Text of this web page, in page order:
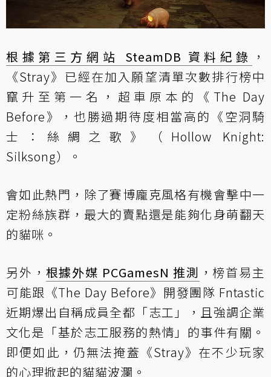
根據第三方網站 SteamDB 資料紀錄 ，
《Stray》已經在加入願望清單次數排行榜中
竄升至第一名，超車原本的《The Day
Before》，也勝過期待度相當高的《空洞騎
士：絲綢之歌》（Hollow Knight:
Silksong）。
會如此熱門，除了賽博龐克風格有機會擊中一
定粉絲族群，最大的賣點還是能夠化身萌翻天
的貓咪。
另外， 根據外媒 PCGamesN 推測 ，榜首易主
可能跟《The Day Before》開發團隊 Fntastic
近期爆出自稱成員全都「志工」，且強調企業
文化是「基於志工服務的熱情」的事件有關。
即便如此，仍無法掩蓋《Stray》在不少玩家
的心理掀起的貓貓波瀾。